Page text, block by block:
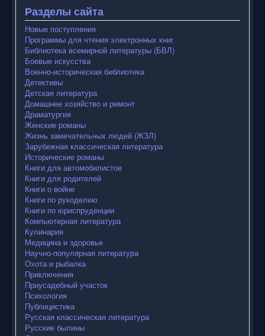
Разделы сайта
Новые поступления
Программы для чтения электронных книг
Библиотека всемирной литературы (БВЛ)
Боевые искусства
Военно-историческая библиотека
Детективы
Детская литература
Домашнее хозяйство и ремонт
Драматургия
Женские романы
Жизнь замечательных людей (ЖЗЛ)
Зарубежная классическая литература
Исторические романы
Книги для автомобилистов
Книги для родителей
Книги о войне
Книги по рукоделию
Книги по юриспруденции
Компьютерная литература
Кулинария
Медицина и здоровье
Научно-популярная литература
Охота и рыбалка
Приключения
Приусадебный участок
Психология
Публицистика
Русская классическая литература
Русские былины